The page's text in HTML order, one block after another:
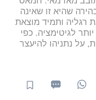
שהיא זו שאינה
רגליה ותמיד מוצאת
לגיטימציה. כפי
על נתניהו להיעצר